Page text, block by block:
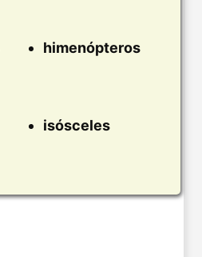
himenópteros
isósceles